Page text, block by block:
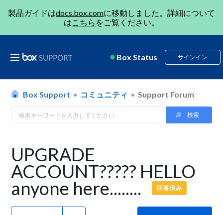
製品ガイドはdocs.box.comに移動しました。詳細について
はこちら をご覧ください。
Box Status サインイン
Box Support コミュニティ Support Forum
UPGRADE
ACCOUNT????? HELLO
anyone here........ 回答済み